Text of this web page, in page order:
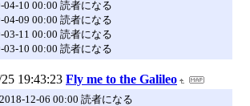
04-10 00:00 読者になる
04-09 00:00 読者になる
03-11 00:00 読者になる
03-10 00:00 読者になる
19:43:23 Fly me to the Galileo
12-06 00:00 読者になる